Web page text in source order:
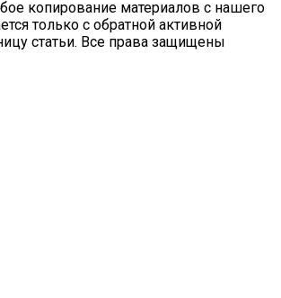
копирование материалов с нашего
только с обратной активной
статьи. Все права защищены